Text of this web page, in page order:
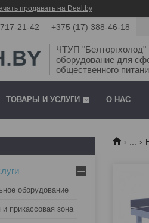
продавать на Deal.by
21-42 +375 (17) 388-46-18
ЧТУП
оборудование для
общественного
ТОВАРЫ И УСЛУГИ О НАС
...
оборудование
и прикассовая зона